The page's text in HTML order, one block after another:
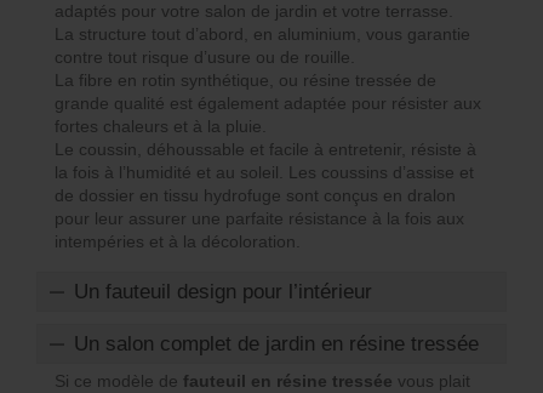
adaptés pour votre salon de jardin et votre terrasse.
La structure tout d’abord, en aluminium, vous garantie
contre tout risque d’usure ou de rouille.
La fibre en rotin synthétique, ou résine tressée de
grande qualité est également adaptée pour résister aux
fortes chaleurs et à la pluie.
Le coussin, déhoussable et facile à entretenir, résiste à
la fois à l’humidité et au soleil. Les coussins d’assise et
de dossier en tissu hydrofuge sont conçus en dralon
pour leur assurer une parfaite résistance à la fois aux
intempéries et à la décoloration.
Un fauteuil design pour l’intérieur
jardin design est aussi tout indiqué pour une utilisation
en intérieur.
Un salon complet de jardin en résine tressée
Si ce modèle de fauteuil en résine tressée vous plait